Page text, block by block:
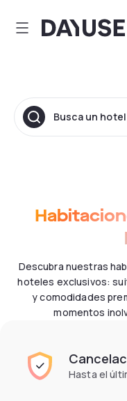
Dayuse
Busca un
Descubra nuestras
hoteles exclusivos:
y comodidades
momentos
Hasta el